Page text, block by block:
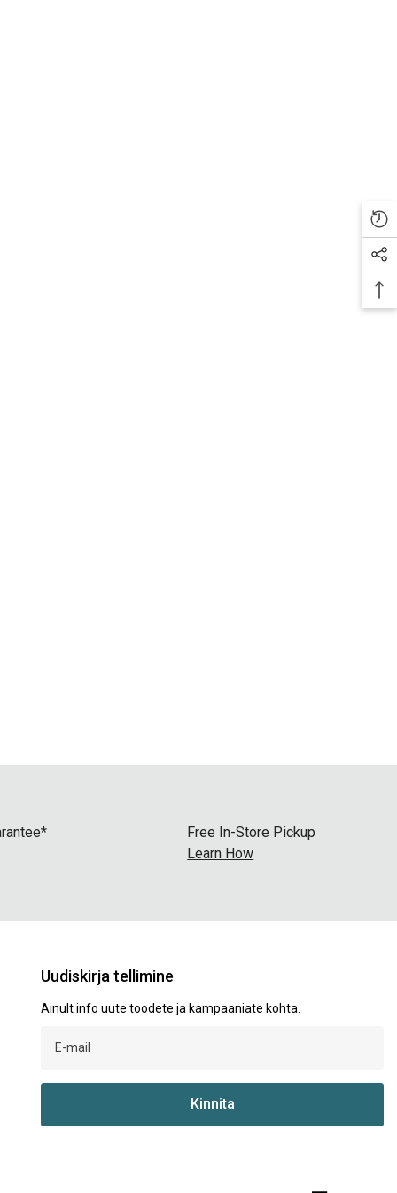
Free In-Store Pickup
Learn How
Uudiskirja tellimine
Ainult info uute toodete ja kampaaniate kohta.
Kinnita